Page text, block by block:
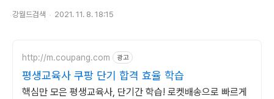
강월드검색 2021. 11. 8. 18:15
http://m.coupang.com 광고
평생교육사 쿠팡 단기 합격 효율 학습
핵심만 모은 평생교육사, 단기간 학습! 로켓배송으로 빠르게